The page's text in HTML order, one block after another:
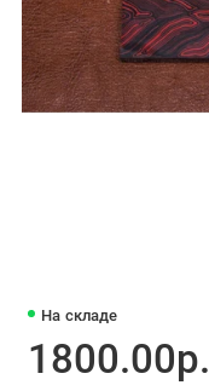
На складе
1800.00р.